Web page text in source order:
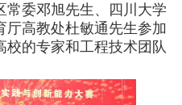
常委邓旭先生、四川大学
厅高教处杜敏通先生参加
校的专家和工程技术团队